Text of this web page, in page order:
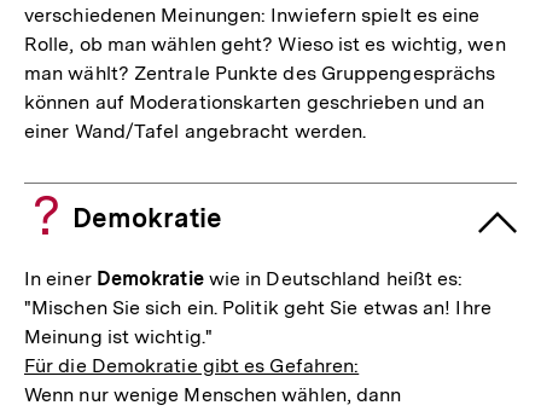
verschiedenen Meinungen: Inwiefern spielt es eine
Rolle, ob man wählen geht? Wieso ist es wichtig, wen
man wählt? Zentrale Punkte des Gruppengesprächs
können auf Moderationskarten geschrieben und an
einer Wand/Tafel angebracht werden.
Demokratie
In einer Demokratiewie in Deutschland heißt es:
"Mischen Sie sich ein. Politik geht Sie etwas an! Ihre
Meinung ist wichtig."
Für die Demokratie gibt es Gefahren:
Wenn nur wenige Menschen wählen, dann